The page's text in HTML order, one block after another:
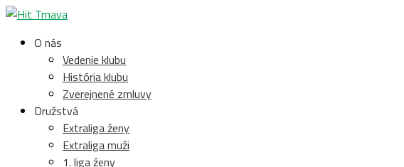
O nás
Vedenie klubu
História klubu
Zverejnené zmluvy
Družstvá
Extraliga ženy
Extraliga muži
1. liga ženy